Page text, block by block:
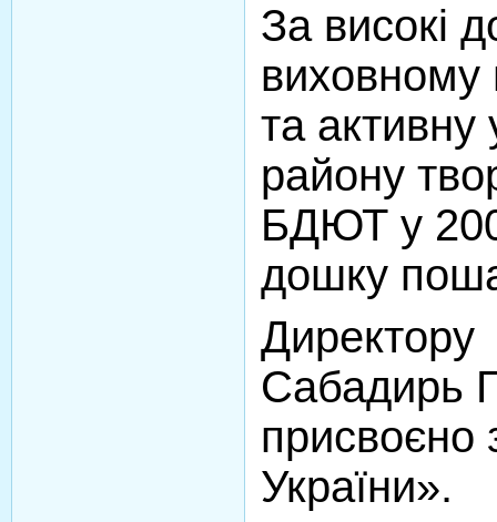
За високі
виховному
та активну
району
БДЮТ у
дошку
Директору
Сабадирь
присвоєно
України».